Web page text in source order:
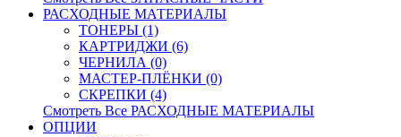
РАСХОДНЫЕ МАТЕРИАЛЫ
ТОНЕРЫ (1)
КАРТРИДЖИ (6)
ЧЕРНИЛА (0)
МАСТЕР-ПЛЁНКИ (0)
СКРЕПКИ (4)
Смотреть Все РАСХОДНЫЕ МАТЕРИАЛЫ
ОПЦИИ